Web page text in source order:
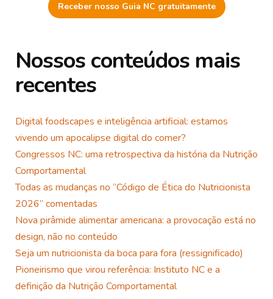
Receber nosso Guia NC gratuitamente
Nossos conteúdos mais
recentes
Digital foodscapes e inteligência artificial: estamos
vivendo um apocalipse digital do comer?
Congressos NC: uma retrospectiva da história da Nutrição
Comportamental
Todas as mudanças no “Código de Ética do Nutricionista
2026” comentadas
Nova pirâmide alimentar americana: a provocação está no
design, não no conteúdo
Seja um nutricionista da boca para fora (ressignificado)
Pioneirismo que virou referência: Instituto NC e a
definição da Nutrição Comportamental